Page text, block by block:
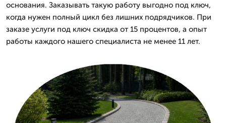
основания. Заказывать такую работу выгодно под ключ,
когда нужен полный цикл без лишних подрядчиков. При
заказе услуги под ключ скидка от 15 процентов, а опыт
работы каждого нашего специалиста не менее 11 лет.